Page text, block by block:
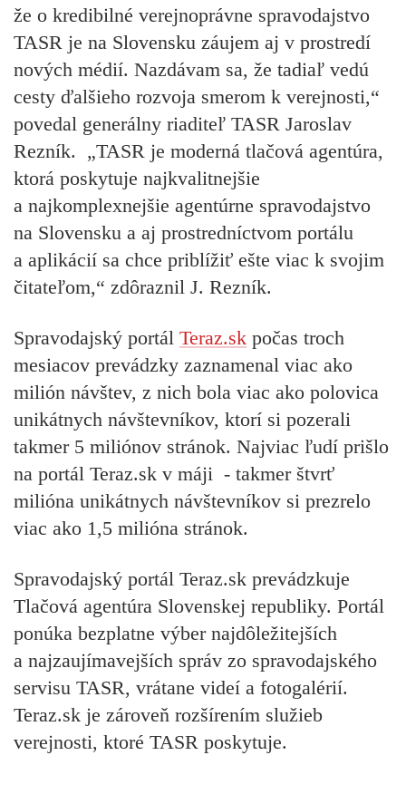
že o kredibilné verejnoprávne spravodajstvo
TASR je na Slovensku záujem aj v prostredí
nových médií. Nazdávam sa, že tadiaľ vedú
cesty ďalšieho rozvoja smerom k verejnosti,“
povedal generálny riaditeľ TASR Jaroslav
Rezník. „TASR je moderná tlačová agentúra,
ktorá poskytuje najkvalitnejšie
a najkomplexnejšie agentúrne spravodajstvo
na Slovensku a aj prostredníctvom portálu
a aplikácií sa chce priblížiť ešte viac k svojim
čitateľom,“ zdôraznil J. Rezník.
Spravodajský portál Teraz.sk počas troch
mesiacov prevádzky zaznamenal viac ako
milión návštev, z nich bola viac ako polovica
unikátnych návštevníkov, ktorí si pozerali
takmer 5 miliónov stránok. Najviac ľudí prišlo
na portál Teraz.sk v máji - takmer štvrť
milióna unikátnych návštevníkov si prezrelo
viac ako 1,5 milióna stránok.
Spravodajský portál Teraz.sk prevádzkuje
Tlačová agentúra Slovenskej republiky. Portál
ponúka bezplatne výber najdôležitejších
a najzaujímavejších správ zo spravodajského
servisu TASR, vrátane videí a fotogalérií.
Teraz.sk je zároveň rozšírením služieb
verejnosti, ktoré TASR poskytuje.